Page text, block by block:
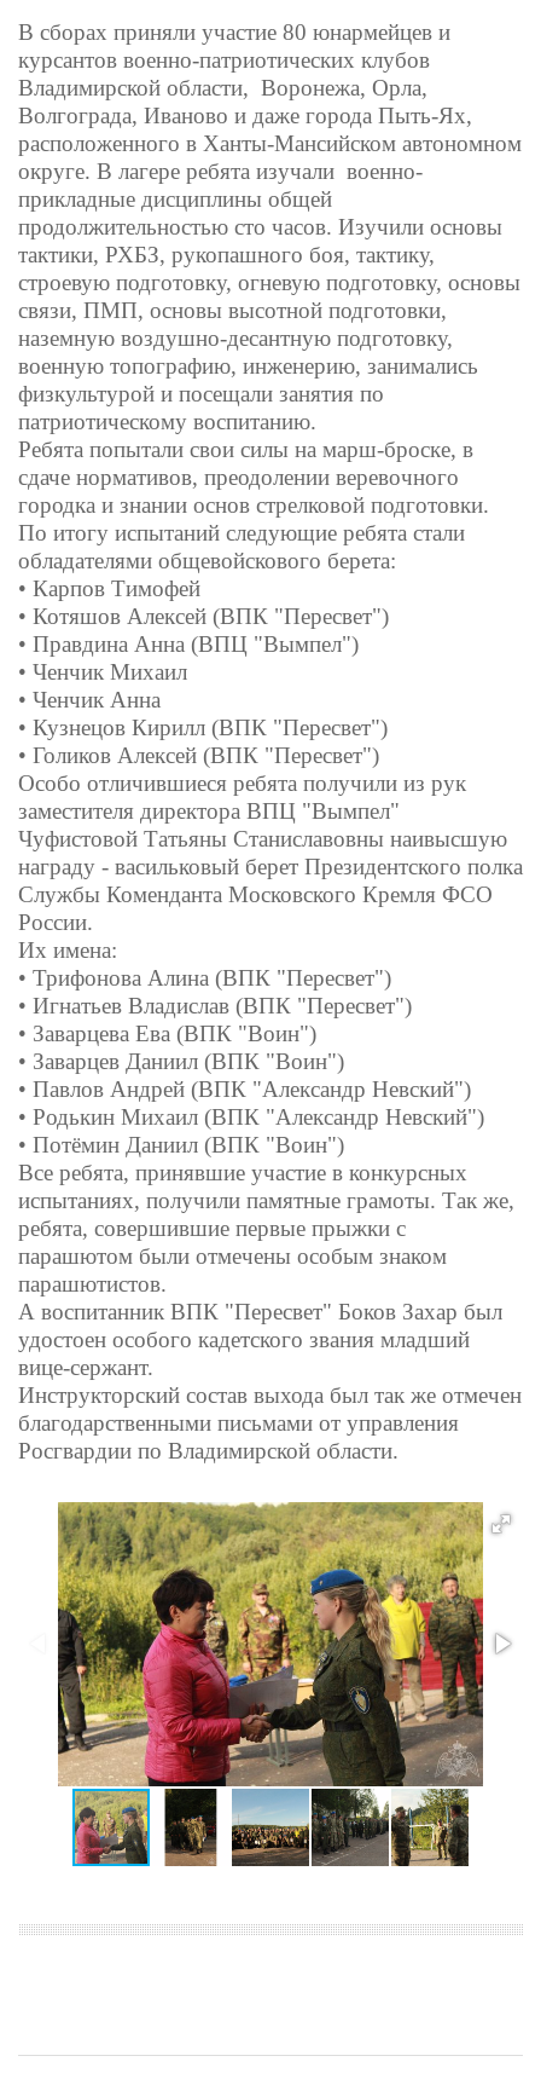
В сборах приняли участие 80 юнармейцев и
курсантов военно-патриотических клубов
Владимирской области, Воронежа, Орла,
Волгограда, Иваново и даже города Пыть-Ях,
расположенного в Ханты-Мансийском автономном
округе. В лагере ребята изучали военно-
прикладные дисциплины общей
продолжительностью сто часов. Изучили основы
тактики, РХБЗ, рукопашного боя, тактику,
строевую подготовку, огневую подготовку, основы
связи, ПМП, основы высотной подготовки,
наземную воздушно-десантную подготовку,
военную топографию, инженерию, занимались
физкультурой и посещали занятия по
патриотическому воспитанию.
Ребята попытали свои силы на марш-броске, в
сдаче нормативов, преодолении веревочного
городка и знании основ стрелковой подготовки.
По итогу испытаний следующие ребята стали
обладателями общевойскового берета:
• Карпов Тимофей
• Котяшов Алексей (ВПК "Пересвет")
• Правдина Анна (ВПЦ "Вымпел")
• Ченчик Михаил
• Ченчик Анна
• Кузнецов Кирилл (ВПК "Пересвет")
• Голиков Алексей (ВПК "Пересвет")
Особо отличившиеся ребята получили из рук
заместителя директора ВПЦ "Вымпел"
Чуфистовой Татьяны Станиславовны наивысшую
награду - васильковый берет Президентского полка
Службы Коменданта Московского Кремля ФСО
России.
Их имена:
• Трифонова Алина (ВПК "Пересвет")
• Игнатьев Владислав (ВПК "Пересвет")
• Заварцева Ева (ВПК "Воин")
• Заварцев Даниил (ВПК "Воин")
• Павлов Андрей (ВПК "Александр Невский")
• Родькин Михаил (ВПК "Александр Невский")
• Потёмин Даниил (ВПК "Воин")
Все ребята, принявшие участие в конкурсных
испытаниях, получили памятные грамоты. Так же,
ребята, совершившие первые прыжки с
парашютом были отмечены особым знаком
парашютистов.
А воспитанник ВПК "Пересвет" Боков Захар был
удостоен особого кадетского звания младший
вице-сержант.
Инструкторский состав выхода был так же отмечен
благодарственными письмами от управления
Росгвардии по Владимирской области.